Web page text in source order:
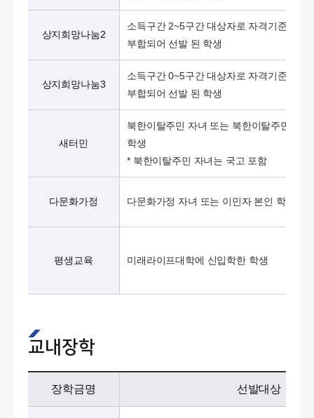
상지희망나눔2
소득구간 2~5구간 대상자로 자격기준에
부합되어 선발 된 학생
상지희망나눔3
소득구간 0~5구간 대상자로 자격기준에
부합되어 선발 된 학생
새터민
북한이탈주민 자녀 또는 북한이탈주민 본인
학생
* 북한이탈주민 자녀는 국고 포함
다문화가정 다문화가정 자녀 또는 이민자 본인 학생
평생교육 미래라이프대학에 신입학한 학생
교내장학
장학금명 선발대상